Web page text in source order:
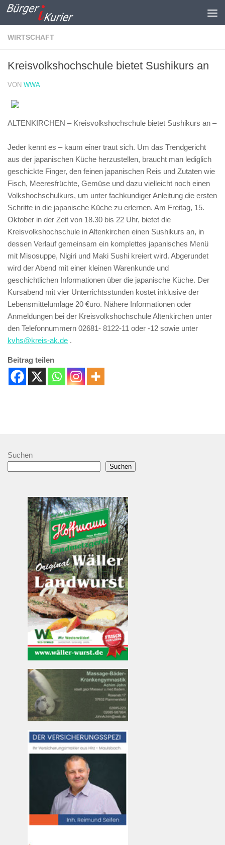
Zum Inhalt springen
WIRTSCHAFT
Kreisvolkshochschule bietet Sushikurs an
VON WWA
ALTENKIRCHEN – Kreisvolkshochschule bietet Sushikurs an –
Jeder kennt es – kaum einer traut sich. Um das Trendgericht
aus der japanischen Küche herzustellen, braucht man lediglich
geschickte Finger, den feinen japanischen Reis und Zutaten wie
Fisch, Meeresfrüchte, Gemüse und dazu vielleicht noch einen
Volkshochschulkurs, um unter fachkundiger Anleitung die ersten
Schritte in die japanische Küche zu erlernen. Am Freitag, 15.
Oktober in der Zeit von 18.30 bis 22 Uhr, bietet die
Kreisvolkshochschule in Altenkirchen einen Sushikurs an, in
dessen Verlauf gemeinsam ein komplettes japanisches Menü
mit Misosuppe, Nigiri und Maki Sushi kreiert wird. Abgerundet
wird der Abend mit einer kleinen Warenkunde und
geschichtlichen Informationen über die japanische Küche. Der
Kursabend mit vier Unterrichtsstunden kostet inklusive der
Lebensmittelumlage 20 €uro. Nähere Informationen oder
Anmeldungen bei der Kreisvolkshochschule Altenkirchen unter
den Telefonnummern 02681- 8122-11 oder -12 sowie unter
kvhs@kreis-ak.de .
Beitrag teilen
Suchen
Suchen